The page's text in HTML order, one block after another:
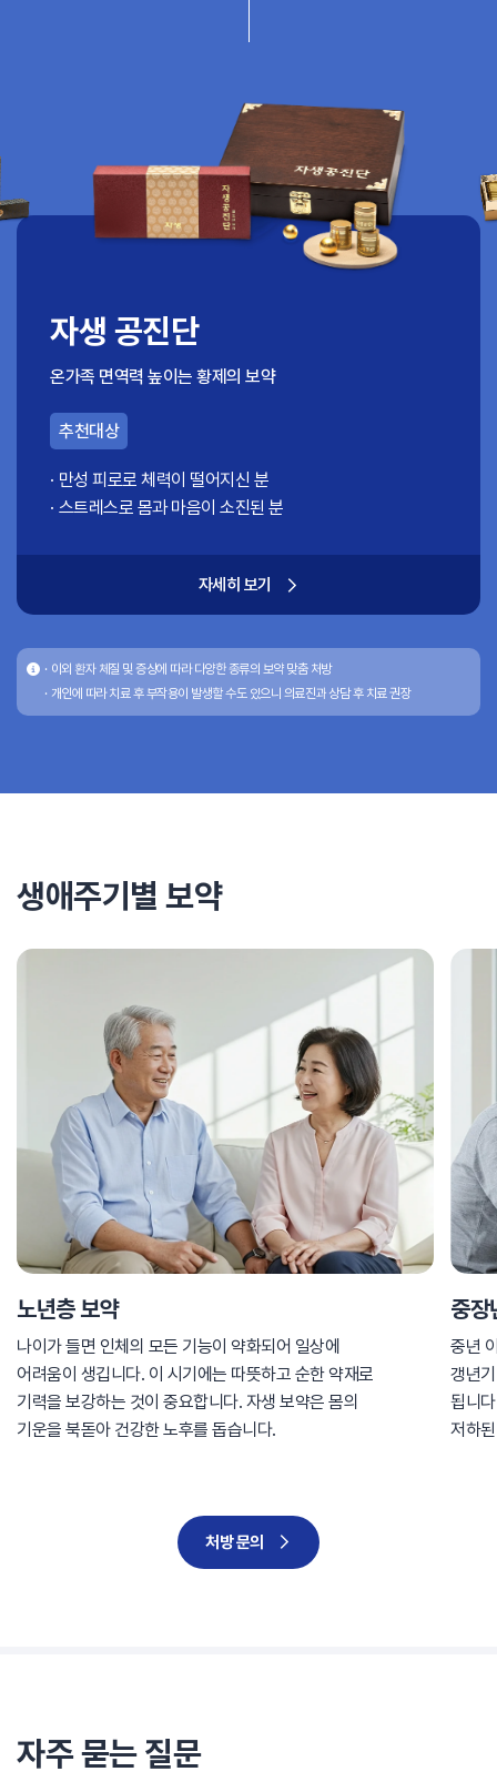
자생 육공단
체력과 집중력을 올리는 수험생 보약
추천대상
집중력과 체력이 떨어진 수험생
체력이 떨어져 쉽게 지치는 분
자생 경옥고
무병장수를 위한 동의보감 대표 보약
추천대상
갱년기 증상이 있는 중년 여성
기력 보강과 노화 방지를 원하시는 분
자생 공진단
온가족 면역력 높이는 황제의 보약
추천대상
만성 피로로 체력이 떨어지신 분
스트레스로 몸과 마음이 소진된 분
자세히 보기
자생 육공단
체력과 집중력을 올리는 수험생 보약
추천대상
집중력과 체력이 떨어진 수험생
체력이 떨어져 쉽게 지치는 분
자생 경옥고
무병장수를 위한 동의보감 대표 보약
추천대상
갱년기 증상이 있는 중년 여성
기력 보강과 노화 방지를 원하시는 분
자생 공진단
온가족 면역력 높이는 황제의 보약
추천대상
만성 피로로 체력이 떨어지신 분
스트레스로 몸과 마음이 소진된 분
자생 육공단
체력과 집중력을 올리는 수험생 보약
추천대상
집중력과 체력이 떨어진 수험생
체력이 떨어져 쉽게 지치는 분
이외 환자 체질 및 증상에 따라 다양한 종류의 보약 맞춤 처방
개인에 따라 치료 후 부작용이 발생할 수도 있으니 의료진과 상담 후 치료 권장
생애주기별 보약
노년층 보약
나이가 들면 인체의 모든 기능이 약화되어 일상에
어려움이 생깁니다. 이 시기에는 따뜻하고 순한 약재로
기력을 보강하는 것이 중요합니다. 자생 보약은 몸의
기운을 북돋아 건강한 노후를 돕습니다.
중장
중년
갱년
됩니
저하
처방 문의
자주 묻는 질문